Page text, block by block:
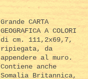
Grande CARTA
GEOGRAFICA A COLORI
di cm. 111,2x69,7,
ripiegata, da
appendere al muro.
Contiene anche
Somalia Britannica,